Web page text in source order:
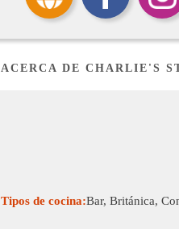
ACERCA DE CHARLIE'S
Tipos de cocina:Bar, Británica,